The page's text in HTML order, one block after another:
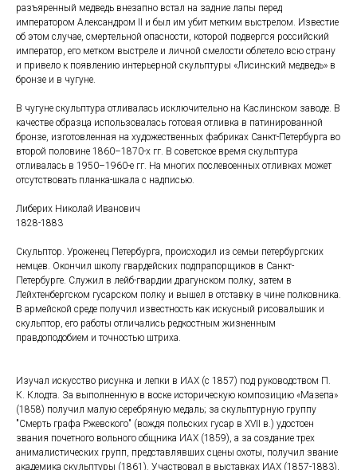
разъяренный медведь внезапно встал на задние лапы перед
императором Александром II и был им убит метким выстрелом. Известие
об этом случае, смертельной опасности, которой подвергся российский
император, его метком выстреле и личной смелости облетело всю страну
и привело к появлению интерьерной скульптуры «Лисинский медведь» в
бронзе и в чугуне.
В чугуне скульптура отливалась исключительно на Каслинском заводе. В
качестве образца использовалась готовая отливка в патинированной
бронзе, изготовленная на художественных фабриках Санкт-Петербурга во
второй половине 1860–1870-х гг. В советское время скульптура
отливалась в 1950–1960-е гг. На многих послевоенных отливках может
отсутствовать планка-шкала с надписью.
Либерих Николай Иванович
1828-1883
Скульптор. Уроженец Петербурга, происходил из семьи петербургских
немцев. Окончил школу гвардейских подпрапорщиков в Санкт-
Петербурге. Служил в лейб-гвардии драгунском полку, затем в
Лейхтенбергском гусарском полку и вышел в отставку в чине полковника.
В армейской среде получил известность как искусный рисовальшик и
скульптор, его работы отличались редкостным жизненным
правдоподобием и точностью штриха.
Изучал искусство рисунка и лепки в ИАХ (с 1857) под руководством П.
К. Клодта. За выполненную в воске историческую композицию «Мазепа»
(1858) получил малую серебряную медаль; за скульптурную группу
"Смерть графа Ржевского" (вождя польских гусар в XVII в.) удостоен
звания почетного вольного общника ИАХ (1859), а за создание трех
анималистических групп, представлявших сцены охоты, получил звание
академика скульптуры (1861). Участвовал в выставках ИАХ (1857-1883),